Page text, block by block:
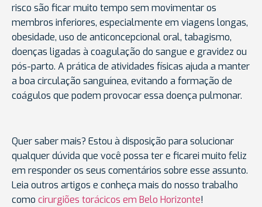
risco são ficar muito tempo sem movimentar os
membros inferiores, especialmente em viagens longas,
obesidade, uso de anticoncepcional oral, tabagismo,
doenças ligadas à coagulação do sangue e gravidez ou
pós-parto. A prática de atividades físicas ajuda a manter
a boa circulação sanguínea, evitando a formação de
coágulos que podem provocar essa doença pulmonar.
Quer saber mais? Estou à disposição para solucionar
qualquer dúvida que você possa ter e ficarei muito feliz
em responder os seus comentários sobre esse assunto.
Leia outros artigos e conheça mais do nosso trabalho
como cirurgiões torácicos em Belo Horizonte!